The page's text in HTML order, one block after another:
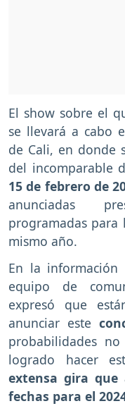
El show sobre el
se llevará a cabo
de Cali, en donde
del incomparable
15 de febrero de
anunciadas
programadas
mismo año.
En la
equipo de
expresó que
anunciar este
probabilidades
logrado hacer
extensa gira que
fechas para el